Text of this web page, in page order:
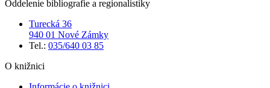
Oddelenie bibliografie a regionalistiky
Turecká 36
940 01 Nové Zámky
Tel.: 035/640 03 85
O knižnici